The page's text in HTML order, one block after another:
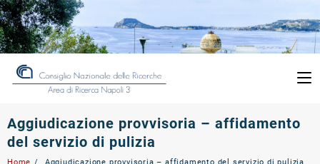
Skip
to
content
Aggiudicazione provvisoria – affidamento
del servizio di pulizia